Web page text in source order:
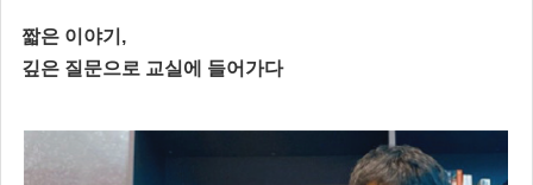
짧은 이야기,
깊은 질문으로 교실에 들어가다